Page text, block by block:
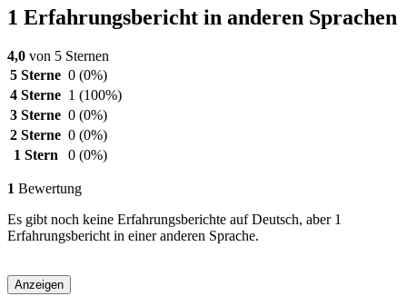
1 Erfahrungsbericht in anderen Sprachen
4,0 von 5 Sternen
5 Sterne 0 (0%)
4 Sterne 1 (100%)
3 Sterne 0 (0%)
2 Sterne 0 (0%)
1 Stern
0 (0%)
1 Bewertung
Es gibt noch keine Erfahrungsberichte auf Deutsch, aber 1
Erfahrungsbericht in einer anderen Sprache.
Anzeigen